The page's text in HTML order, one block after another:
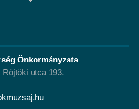
Önkormányzata
utca 193.